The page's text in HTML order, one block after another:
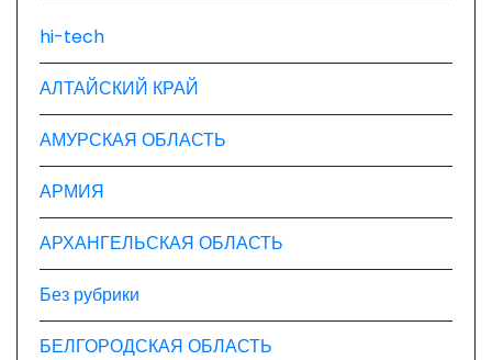
п
и
с
я
м
hi-tech
АЛТАЙСКИЙ КРАЙ
АМУРСКАЯ ОБЛАСТЬ
АРМИЯ
АРХАНГЕЛЬСКАЯ ОБЛАСТЬ
Без рубрики
БЕЛГОРОДСКАЯ ОБЛАСТЬ